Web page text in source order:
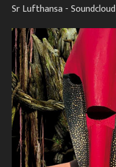
Sr Lufthansa - Soundcloud